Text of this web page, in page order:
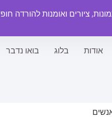
ציורים ואומנות להורדה
אודות בלוג בואו נדבר